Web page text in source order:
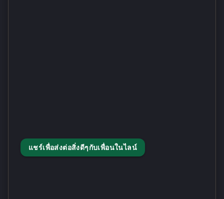
แชร์เพื่อส่งต่อสิ่งดีๆกับเพื่อนในไลน์